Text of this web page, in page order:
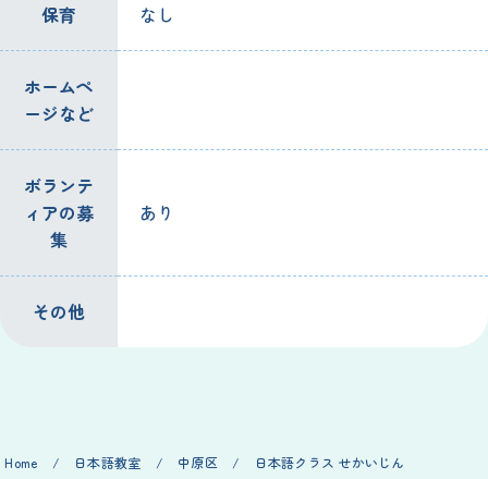
保育 なし
ホームペ
ージなど
ボランテ
ィアの募
集
あり
その他
Home / 日本語教室 / 中原区 / 日本語クラス せかいじん